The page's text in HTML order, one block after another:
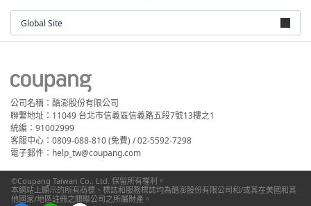
Global Site
公司名稱：酷澎股份有限公司
聯繫地址：11049 台北市信義區信義路五段7號13樓之1
統編：91002999
客服中心：0809-088-810 (免費) / 02-5592-7298
電子郵件：help_tw@coupang.com
©Coupang Taiwan Co., Ltd. 保留所有權利。
本網站上顯示的所有商標、標誌和服務標誌均為酷澎股份有限公司和/或其在美國和其
他國家/地區註冊之關聯公司之所屬財產。